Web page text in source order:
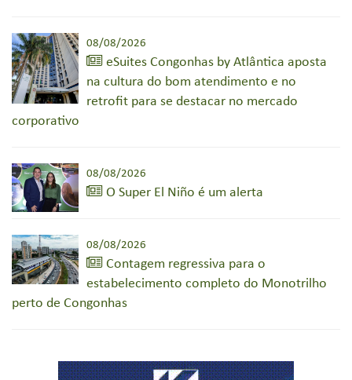
08/08/2026
eSuites Congonhas by Atlântica aposta
na cultura do bom atendimento e no
retrofit para se destacar no mercado
corporativo
08/08/2026
O Super El Niño é um alerta
08/08/2026
Contagem regressiva para o
estabelecimento completo do Monotrilho
perto de Congonhas